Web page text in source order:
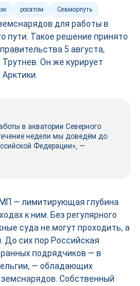
росатом Севморпуть
для работы в
пути. Такое решение принято
5 августа,
Он же курирует
в акватории Северного
недели мы доведём до
Федерации», —
— лимитирующая глубина
к ним. Без регулярного
суда не могут проходить, а
До сих пор Российская
подрядчиков — в
— обладающих
Собственный